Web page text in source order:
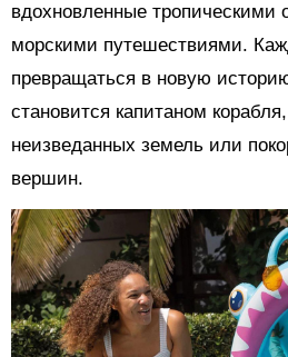
вдохновленные тропическими
морскими путешествиями.
превращаться в новую
становится капитаном
неизведанных земель или
вершин.